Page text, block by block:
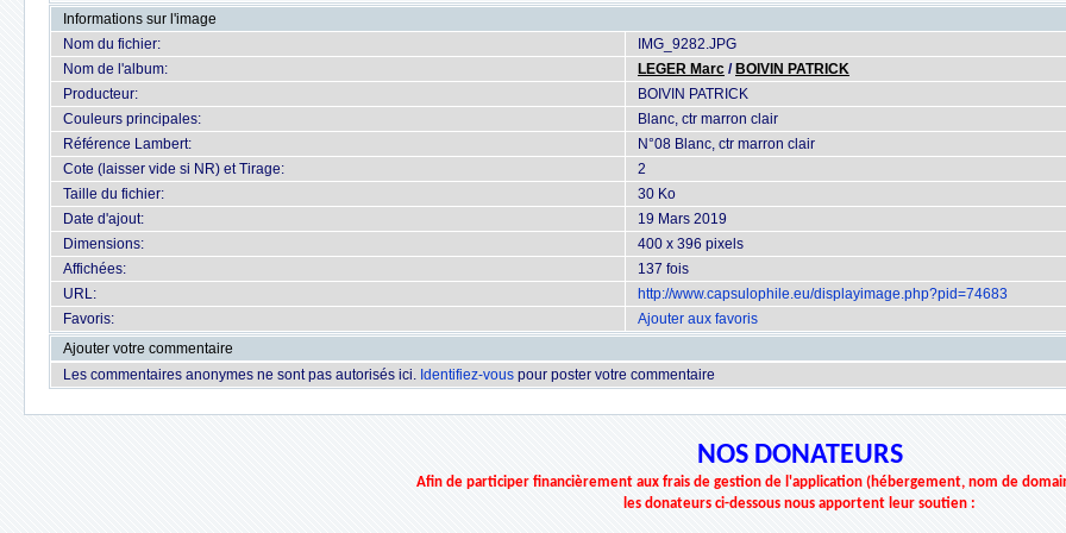
Informations sur l'image
Nom du fichier:
IMG_9282.JPG
Nom de l'album:
LEGER Marc / BOIVIN PATRICK
Producteur:
BOIVIN PATRICK
Couleurs principales:
Blanc, ctr marron clair
Référence Lambert:
N°08 Blanc, ctr marron clair
Cote (laisser vide si NR) et Tirage:
2
Taille du fichier:
30 Ko
Date d'ajout:
19 Mars 2019
Dimensions:
400 x 396 pixels
Affichées:
137 fois
URL:
http://www.capsulophile.eu/displayimage.php?pid=74683
Favoris:
Ajouter aux favoris
Ajouter votre commentaire
Les commentaires anonymes ne sont pas autorisés ici. Identifiez-vous pour poster votre commentaire
NOS DONATEURS
Afin de participer financièrement aux frais de gestion de l'application (hébergement, nom de
les donateurs ci-dessous nous apportent leur soutien :